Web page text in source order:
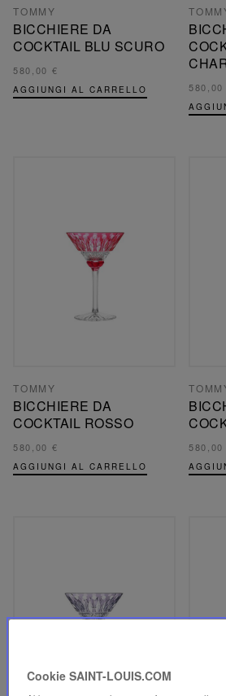
TOMMY
BICCHIERE DA
COCKTAIL BLU SCURO
580,00 €
AGGIUNGI AL CARRELLO 580,00
TOMMY
BICCHIERE DA
COCKTAIL ROSSO
580,00 €
AGGIUNGI AL CARRELLO
580,00
Cookie SAINT-LOUIS.COM